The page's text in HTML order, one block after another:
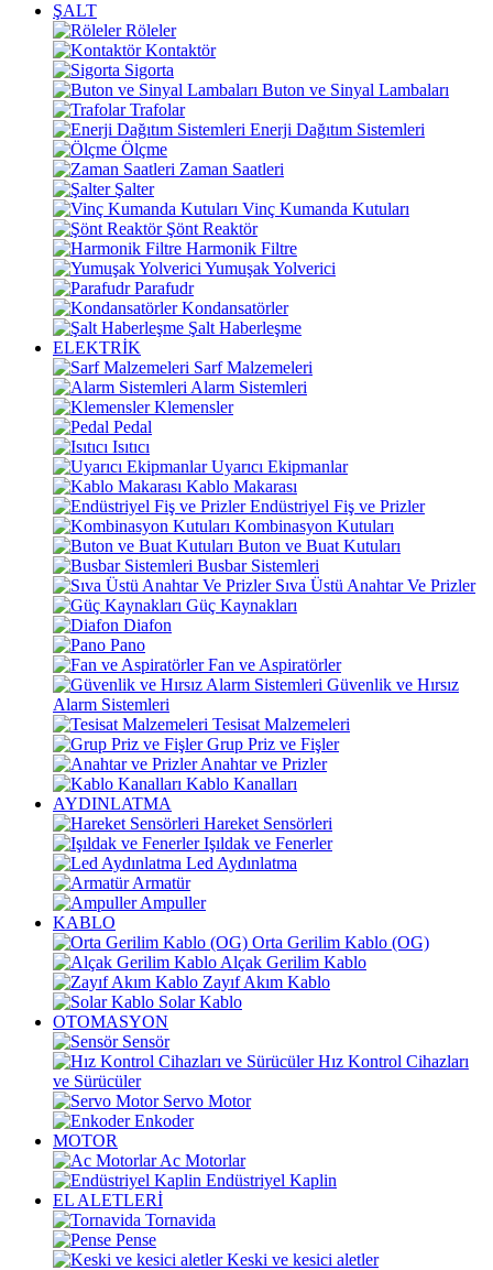
ŞALT
Röleler
Kontaktör
Sigorta
Buton ve Sinyal Lambaları
Trafolar
Enerji Dağıtım Sistemleri
Ölçme
Zaman Saatleri
Şalter
Vinç Kumanda Kutuları
Şönt Reaktör
Harmonik Filtre
Yumuşak Yolverici
Parafudr
Kondansatörler
Şalt Haberleşme
ELEKTRİK
Sarf Malzemeleri
Alarm Sistemleri
Klemensler
Pedal
Isıtıcı
Uyarıcı Ekipmanlar
Kablo Makarası
Endüstriyel Fiş ve Prizler
Kombinasyon Kutuları
Buton ve Buat Kutuları
Busbar Sistemleri
Sıva Üstü Anahtar Ve Prizler
Güç Kaynakları
Diafon
Pano
Fan ve Aspiratörler
Güvenlik ve Hırsız
Alarm Sistemleri
Tesisat Malzemeleri
Grup Priz ve Fişler
Anahtar ve Prizler
Kablo Kanalları
AYDINLATMA
Hareket Sensörleri
Işıldak ve Fenerler
Led Aydınlatma
Armatür
Ampuller
KABLO
Orta Gerilim Kablo (OG)
Alçak Gerilim Kablo
Zayıf Akım Kablo
Solar Kablo
OTOMASYON
Sensör
Hız Kontrol Cihazları
ve Sürücüler
Servo Motor
Enkoder
MOTOR
Ac Motorlar
Endüstriyel Kaplin
EL ALETLERİ
Tornavida
Pense
Keski ve kesici aletler